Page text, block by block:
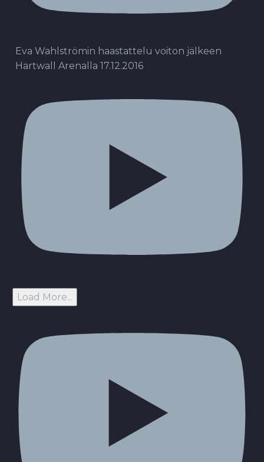
Eva Wahlströmin haastattelu voiton jälkeen
Hartwall Arenalla 17.12.2016
Load More...